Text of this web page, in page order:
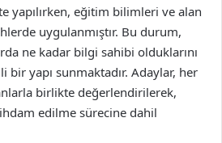
yapılırken, eğitim bilimleri ve alan
uygulanmıştır. Bu durum,
ne kadar bilgi sahibi olduklarını
bir yapı sunmaktadır. Adaylar, her
birlikte değerlendirilerek,
edilme sürecine dahil